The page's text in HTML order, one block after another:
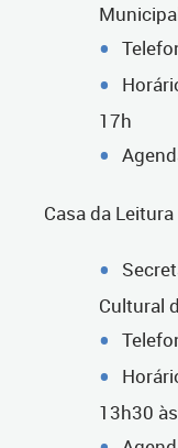
17h
Casa da
Cultural
13h30